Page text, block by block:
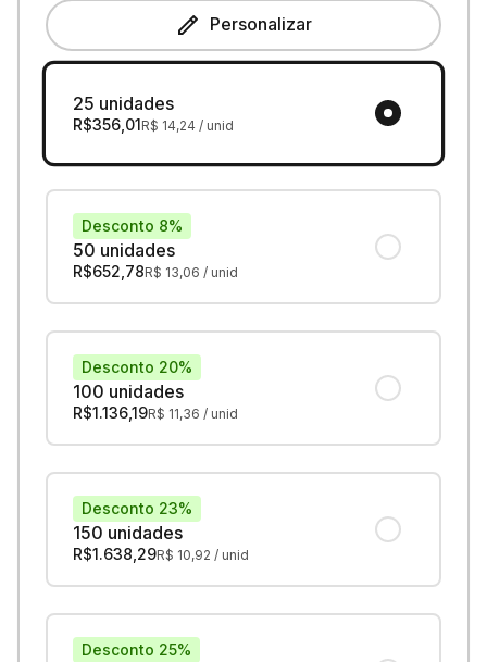
Personalizar
25 unidades
R$356,01R$ 14,24 / unid
50 unidades
Desconto 8%
R$652,78R$ 13,06 / unid
100 unidades
Desconto 20%
R$1.136,19R$ 11,36 / unid
150 unidades
Desconto 23%
R$1.638,29R$ 10,92 / unid
Desconto 25%